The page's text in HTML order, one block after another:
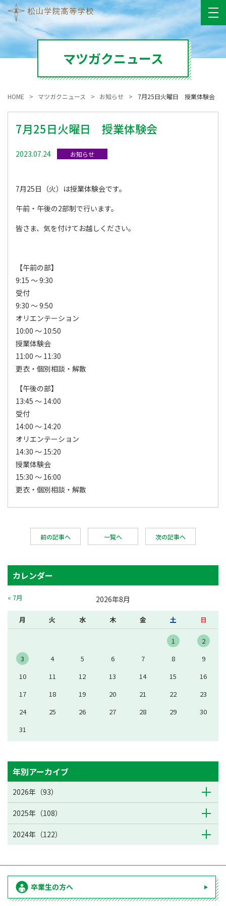
マツガクニュース
HOME マツガクニュース お知らせ 7月25日火曜日 授業体験会
7月25日火曜日 授業体験会
2023.07.24 お知らせ
7月25日（火）は授業体験会です。
午前・午後の2部制で行います。
皆さま、気を付けてお越しください。
【午前の部】
9:15 ～ 9:30
受付
9:30 ～ 9:50
オリエンテーション
10:00 ～ 10:50
授業体験会
11:00 ～ 11:30
更衣・個別相談・解散
【午後の部】
13:45 ～ 14:00
受付
14:00 ～ 14:20
オリエンテーション
14:30 ～ 15:20
授業体験会
15:30 ～ 16:00
更衣・個別相談・解散
前の記事へ 一覧へ 次の記事へ
カレンダー
2026年8月
月 火 水 木 金 土 日
1
2
3
4 5 6 7 8
9
10
11 12 13 14 15
16
17
18 19 20 21 22
23
24
25 26 27 28 29
30
31
« 7月
年別アーカイブ
2026年（93）
2025年（108）
2024年（122）
卒業生の方へ